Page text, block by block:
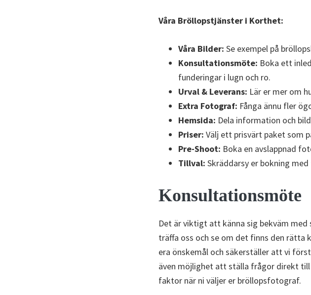
Våra Bröllopstjänster i Korthet:
Våra Bilder: Se exempel på
Konsultationsmöte: Boka ett
funderingar i lugn och ro.
Urval & Leverans: Lär er mer om
Extra Fotograf: Fånga ännu fler
Hemsida: Dela information och
Priser: Välj ett prisvärt paket som
Pre-Shoot: Boka en avslappnad
Tillval: Skräddarsy er bokning
Konsultationsmöte
Det är viktigt att känna sig bekväm med
träffa oss och se om det finns den rätta
era önskemål och säkerställer att vi
även möjlighet att ställa frågor direkt
faktor när ni väljer er bröllopsfotograf.